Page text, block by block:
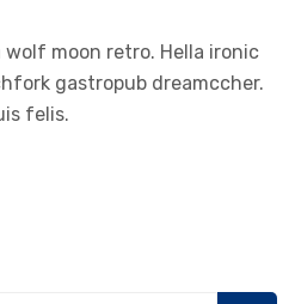
moon retro. Hella ironic
gastropub dreamccher.
felis.